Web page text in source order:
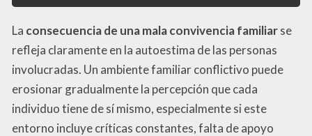
La consecuencia de una mala convivencia familiarse
refleja claramente en la autoestima de las personas
involucradas. Un ambiente familiar conflictivo puede
erosionar gradualmente la percepción que cada
individuo tiene de sí mismo, especialmente si este
entorno incluye críticas constantes, falta de apoyo